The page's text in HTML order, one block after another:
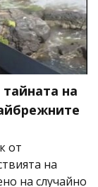
на
от
на
на случайно